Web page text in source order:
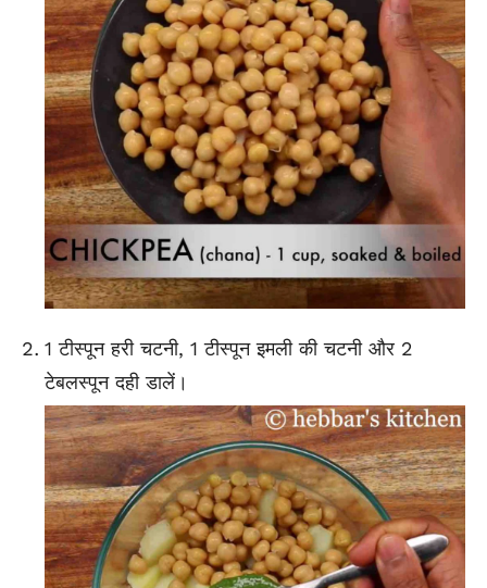
1 टीस्पून हरी चटनी, 1 टीस्पून इमली की चटनी और 2
टेबलस्पून दही डालें।